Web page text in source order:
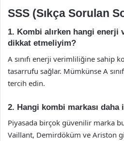
SSS (Sıkça Sorulan
1. Kombi alırken hangi enerji
dikkat etmeliyim?
A sınıfı enerji verimliliğine sahip
tasarrufu sağlar. Mümkünse A
tercih edin.
2. Hangi kombi markası daha
Piyasada birçok güvenilir marka
Vaillant, Demirdöküm ve Ariston